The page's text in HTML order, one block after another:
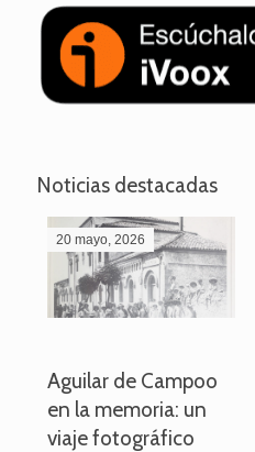
Noticias destacadas
20 mayo, 2026
Aguilar de Campoo
en la memoria: un
viaje fotográfico